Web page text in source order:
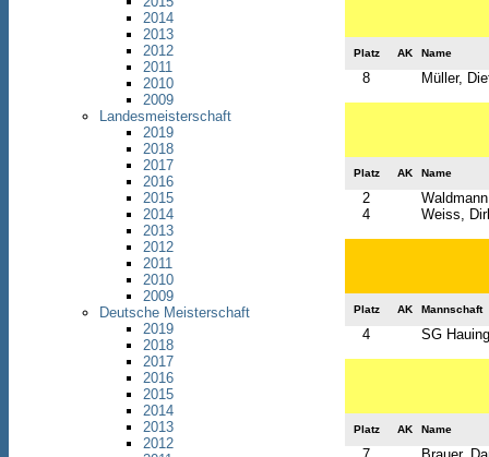
2014
2013
2012
2011
2010
2009
Landesmeisterschaft
2019
2018
2017
2016
2015
2014
2013
2012
2011
2010
2009
Deutsche Meisterschaft
2019
2018
2017
2016
2015
2014
2013
2012
Platz AK Name
8 Müller,
Platz AK Name
2
4
Weiss,
Platz AK Mannschaft
4 SG
Platz AK Name
7 Brauer,